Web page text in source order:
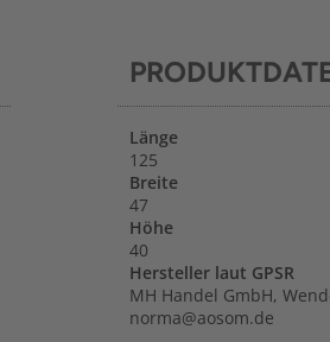
Länge
125
Breite
47
Höhe
40
Hersteller laut GPSR
MH Handel GmbH,
norma@aosom.de